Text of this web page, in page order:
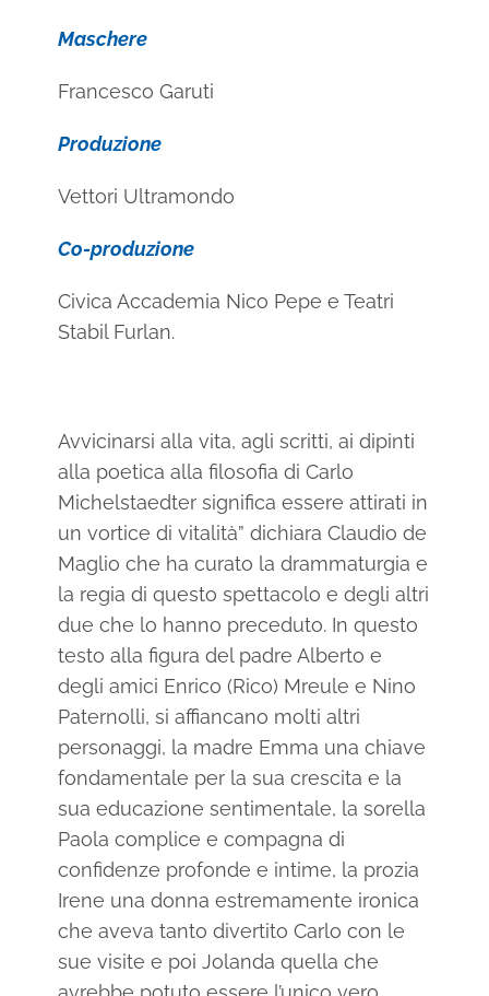
Maschere
Francesco Garuti
Produzione
Vettori Ultramondo
Co-produzione
Civica Accademia Nico Pepe e Teatri
Stabil Furlan.
Avvicinarsi alla vita, agli scritti, ai dipinti
alla poetica alla filosofia di Carlo
Michelstaedter significa essere attirati in
un vortice di vitalità” dichiara Claudio de
Maglio che ha curato la drammaturgia e
la regia di questo spettacolo e degli altri
due che lo hanno preceduto. In questo
testo alla figura del padre Alberto e
degli amici Enrico (Rico) Mreule e Nino
Paternolli, si affiancano molti altri
personaggi, la madre Emma una chiave
fondamentale per la sua crescita e la
sua educazione sentimentale, la sorella
Paola complice e compagna di
confidenze profonde e intime, la prozia
Irene una donna estremamente ironica
che aveva tanto divertito Carlo con le
sue visite e poi Jolanda quella che